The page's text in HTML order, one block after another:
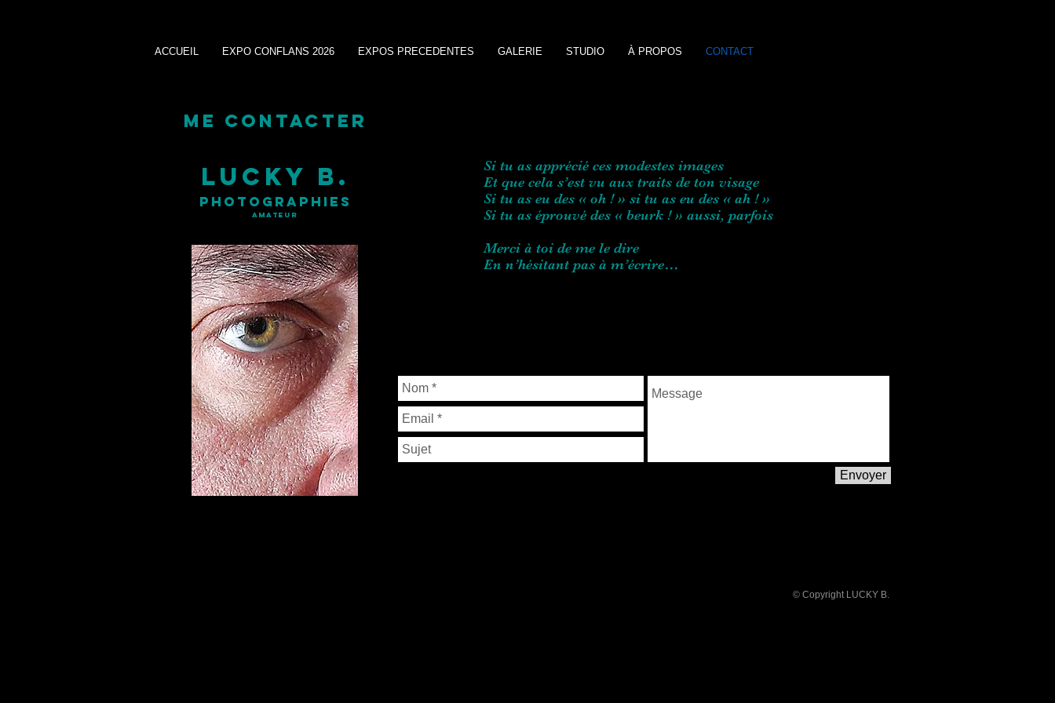
ACCUEIL EXPO CONFLANS 2026 EXPOS PRECEDENTES GALERIE STUDIO À PROPOS CONTACT
ME CONTACTER
LUCKY B.
photographies
amateur
Si tu as apprécié ces modestes images
Et que cela s’est vu aux traits de ton visage
Si tu as eu des « oh ! » si tu as eu des « ah ! »
Si tu as éprouvé des « beurk ! » aussi, parfois
Merci à toi de me le dire
En n’hésitant pas à m’écrire…
Envoyer
© Copyright LUCKY B.